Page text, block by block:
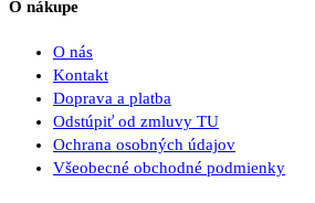
O nákupe
O nás
Kontakt
Doprava a platba
Odstúpiť od zmluvy TU
Ochrana osobných údajov
Všeobecné obchodné podmienky